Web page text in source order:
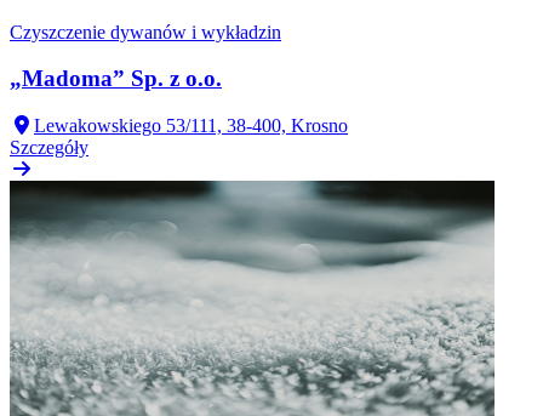
Czyszczenie dywanów i wykładzin
„Madoma” Sp. z o.o.
Lewakowskiego 53/111, 38-400, Krosno
Szczegóły